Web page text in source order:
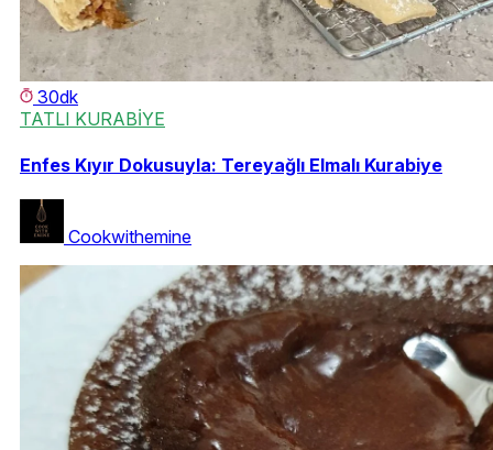
30dk
TATLI KURABİYE
Enfes Kıyır Dokusuyla: Tereyağlı Elmalı Kurabiye
Cookwithemine